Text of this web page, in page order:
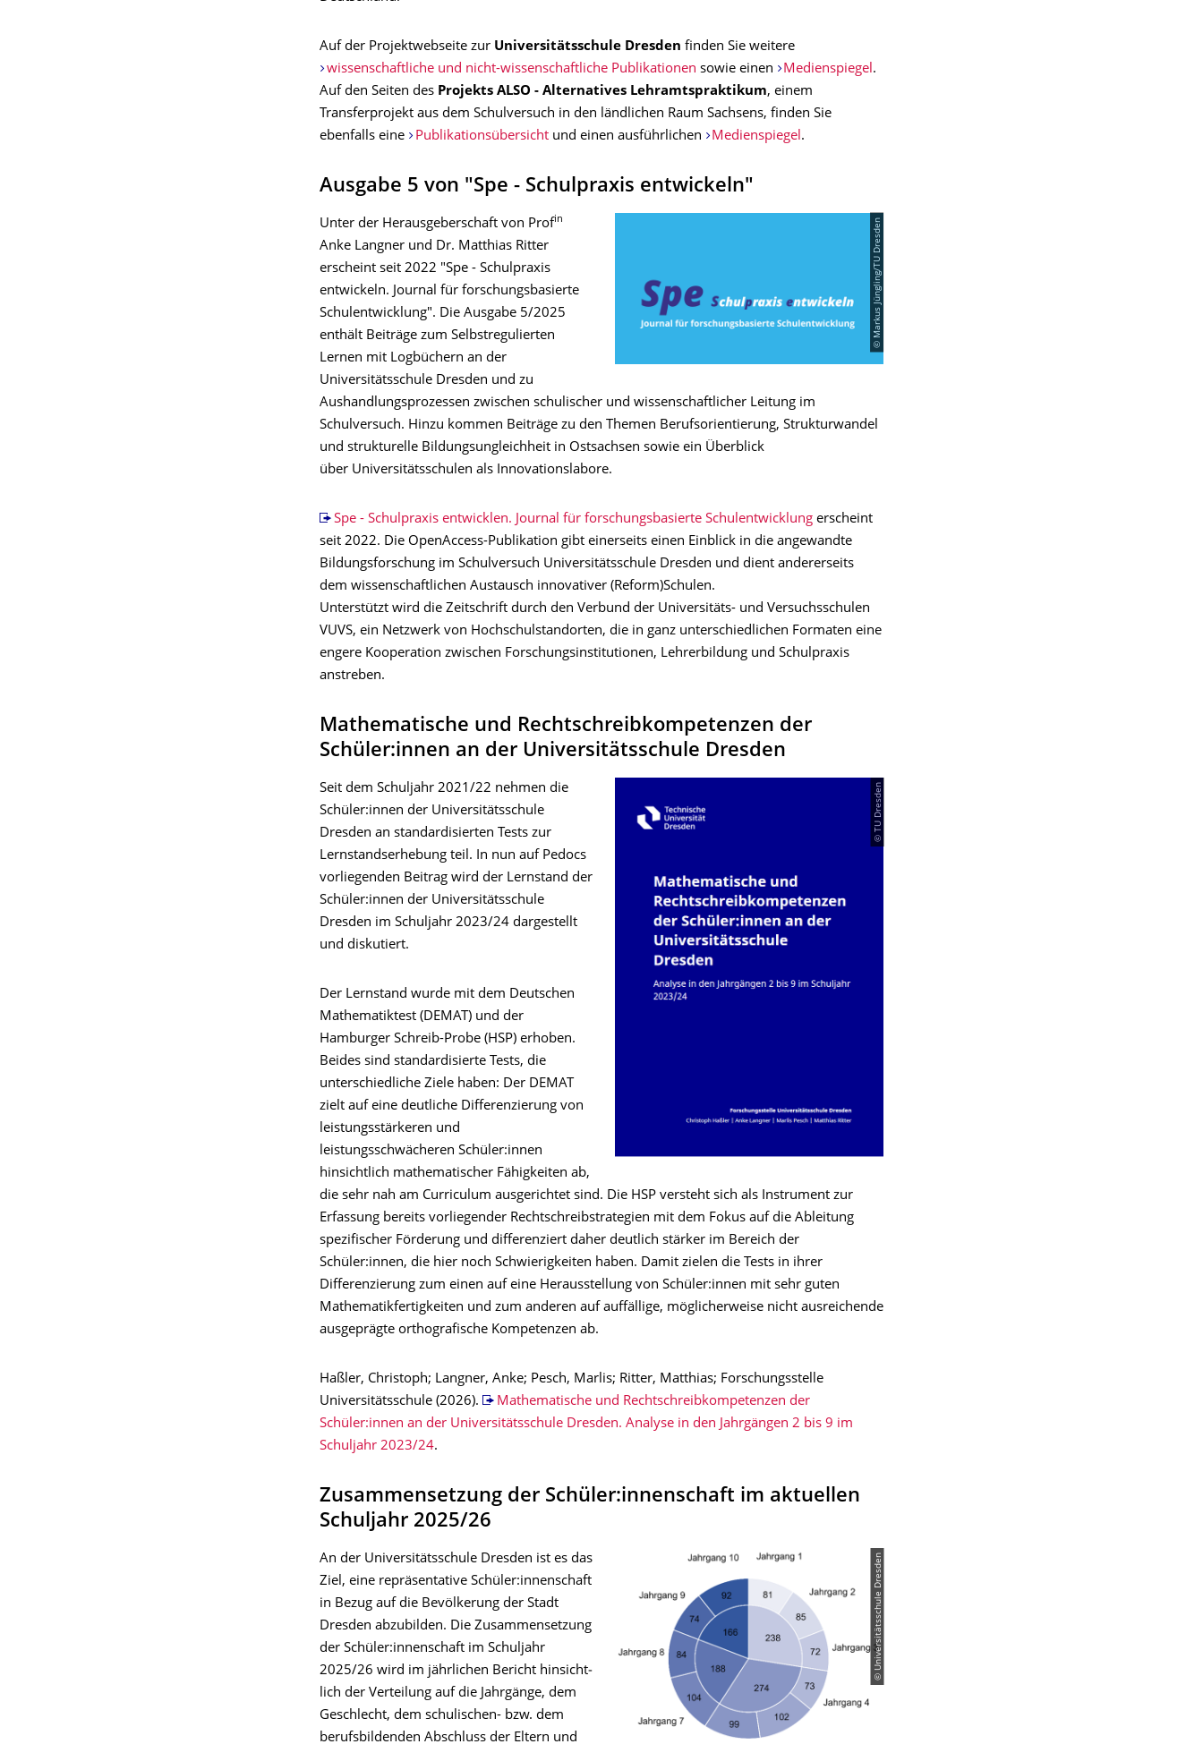
Auf der Projektwebseite zur Universitätsschule Dresden finden Sie weitere
wissenschaftliche und nicht-wissenschaftliche Publikationen sowie einen Medienspiegel.
Auf den Seiten des Projekts ALSO - Alternatives Lehramtspraktikum, einem
Transferprojekt aus dem Schulversuch in den ländlichen Raum Sachsens, finden Sie
ebenfalls eine
Publikationsübersicht und einen ausführlichen Medienspiegel.
Ausgabe 5 von "Spe - Schulpraxis entwickeln"
© Markus Jüngling/TU Dresden
Unter der Herausgeberschaft von Profin
Anke Langner und Dr. Matthias Ritter
erscheint seit 2022 "Spe - Schulpraxis
entwickeln. Journal für forschungsbasierte
Schulentwicklung". Die Ausgabe 5/2025
enthält Beiträge zum Selbstregulierten
Lernen mit Logbüchern an der
Universitätsschule Dresden und zu
Aushandlungsprozessen zwischen schulischer und wissenschaftlicher Leitung im
Schulversuch. Hinzu kommen Beiträge zu den Themen Berufsorientierung, Strukturwandel
und strukturelle Bildungsungleichheit in Ostsachsen sowie ein Überblick
über Universitätsschulen als Innovationslabore.
Spe - Schulpraxis entwicklen. Journal für forschungsbasierte Schulentwicklung erscheint
seit 2022. Die OpenAccess-Publikation gibt einerseits einen Einblick in die angewandte
Bildungsforschung im Schulversuch Universitätsschule Dresden und dient andererseits
dem wissenschaftlichen Austausch innovativer (Reform)Schulen.
Unterstützt wird die Zeitschrift durch den Verbund der Universitäts- und Versuchsschulen
VUVS, ein Netzwerk von Hochschulstandorten, die in ganz unterschiedlichen Formaten eine
engere Kooperation zwischen Forschungsinstitutionen, Lehrerbildung und Schulpraxis
anstreben.
Mathematische und Rechtschreibkompetenzen der
Schüler:innen an der Universitätsschule Dresden
© TU Dresden
Seit dem Schuljahr 2021/22 nehmen die
Schüler:innen der Universitätsschule
Dresden an standardisierten Tests zur
Lernstandserhebung teil. In nun auf Pedocs
vorliegenden Beitrag wird der Lernstand der
Schüler:innen der Universitätsschule
Dresden im Schuljahr 2023/24 dargestellt
und diskutiert.
Der Lernstand wurde mit dem Deutschen
Mathematiktest (DEMAT) und der
Hamburger Schreib-Probe (HSP) erhoben.
Beides sind standardisierte Tests, die
unterschiedliche Ziele haben: Der DEMAT
zielt auf eine deutliche Differenzierung von
leistungsstärkeren und
leistungsschwächeren Schüler:innen
hinsichtlich mathematischer Fähigkeiten ab,
die sehr nah am Curriculum ausgerichtet sind. Die HSP versteht sich als Instrument zur
Erfassung bereits vorliegender Rechtschreibstrategien mit dem Fokus auf die Ableitung
spezifischer Förderung und differenziert daher deutlich stärker im Bereich der
Schüler:innen, die hier noch Schwierigkeiten haben. Damit zielen die Tests in ihrer
Differenzierung zum einen auf eine Herausstellung von Schüler:innen mit sehr guten
Mathematikfertigkeiten und zum anderen auf auffällige, möglicherweise nicht ausreichende
ausgeprägte orthografische Kompetenzen ab.
Haßler, Christoph; Langner, Anke; Pesch, Marlis; Ritter, Matthias; Forschungsstelle
Universitätsschule (2026).
Mathematische und Rechtschreibkompetenzen der
Schüler:innen an der Universitätsschule Dresden. Analyse in den Jahrgängen 2 bis 9 im
Schuljahr 2023/24.
Zusammensetzung der Schüler:innenschaft im aktuellen
Schuljahr 2025/26
© Universitätsschule Dresden
An der Universitätsschule Dresden ist es das
Ziel, eine repräsentative Schüler:innenschaft
in Bezug auf die Bevölkerung der Stadt
Dresden abzubilden. Die Zusammensetzung
der Schüler­:innenschaft im Schuljahr
2025/26 wird im jährlichen Bericht hin­­sicht­­
lich der Verteilung auf die Jahr­gänge, dem
Geschlecht, dem schulischen- bzw. dem
berufs­­bil­den­den Abschluss der Eltern und